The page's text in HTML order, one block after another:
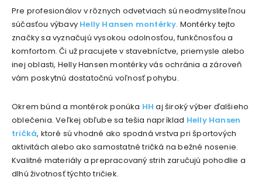
Pre profesionálov v rôznych odvetviach sú neodmysliteľnou
súčasťou výbavy Helly Hansen montérky. Montérky tejto
značky sa vyznačujú vysokou odolnosťou, funkčnosťou a
komfortom. Či už pracujete v stavebníctve, priemysle alebo
inej oblasti, Helly Hansen montérky vás ochránia a zároveň
vám poskytnú dostatočnú voľnosť pohybu.
Okrem búnd a montérok ponúka HH aj široký výber ďalšieho
oblečenia. Veľkej obľube sa tešia napríklad Helly Hansen
tričká, ktoré sú vhodné ako spodná vrstva pri športových
aktivitách alebo ako samostatné tričká na bežné nosenie.
Kvalitné materiály a prepracovaný strih zaručujú pohodlie a
dlhú životnosť týchto tričiek.